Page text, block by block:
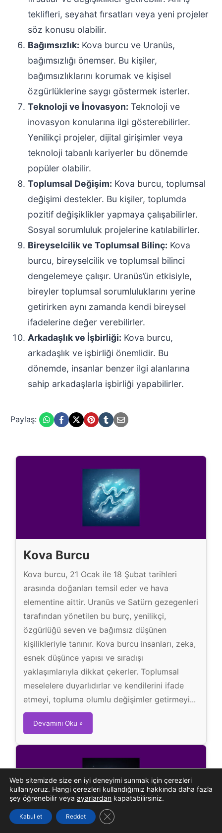
teklifleri, seyahat fırsatları veya yeni projeler
söz konusu olabilir.
Bağımsızlık: Kova burcu ve Uranüs,
bağımsızlığı önemser. Bu kişiler,
bağımsızlıklarını korumak ve kişisel
özgürlüklerine saygı göstermek isterler.
Teknoloji ve İnovasyon: Teknoloji ve
inovasyon konularına ilgi gösterebilirler.
Yenilikçi projeler, dijital girişimler veya
teknoloji tabanlı kariyerler bu dönemde
popüler olabilir.
Toplumsal Değişim: Kova burcu, toplumsal
değişimi destekler. Bu kişiler, toplumda
pozitif değişiklikler yapmaya çalışabilirler.
Sosyal sorumluluk projelerine katılabilirler.
Bireyselcilik ve Toplumsal Bilinç: Kova
burcu, bireyselcilik ve toplumsal bilinci
dengelemeye çalışır. Uranüs’ün etkisiyle,
bireyler toplumsal sorumluluklarını yerine
getirirken aynı zamanda kendi bireysel
ifadelerine değer verebilirler.
Arkadaşlık ve İşbirliği: Kova burcu,
arkadaşlık ve işbirliği önemlidir. Bu
dönemde, insanlar benzer ilgi alanlarına
sahip arkadaşlarla işbirliği yapabilirler.
Paylaş:
Kova Burcu
Kova burcu, 21 Ocak ile 18 Şubat tarihleri
arasında doğanları temsil eder ve hava
elementine aittir. Uranüs ve Satürn gezegenleri
tarafından yönetilen bu burç, yenilikçi,
özgürlüğü seven ve bağımsız düşünen
kişilikleriyle tanınır. Kova burcu insanları, zeka,
esnek düşünce yapısı ve sıradışı
yaklaşımlarıyla dikkat çekerler. Toplumsal
meselelere duyarlıdırlar ve kendilerini ifade
etmeyi, topluma olumlu değişimler getirmeyi...
Devamını Oku »K
o
v
a
B
u
r
u
Web sitemizde size en iyi deneyimi sunmak için çerezleri
kullanıyoruz. Hangi çerezleri kullandığımız hakkında daha fazla
şey öğrenebilir veya ayarlardan kapatabilirsiniz.
Kabul et Reddet GDPR çerez şeridini kapat